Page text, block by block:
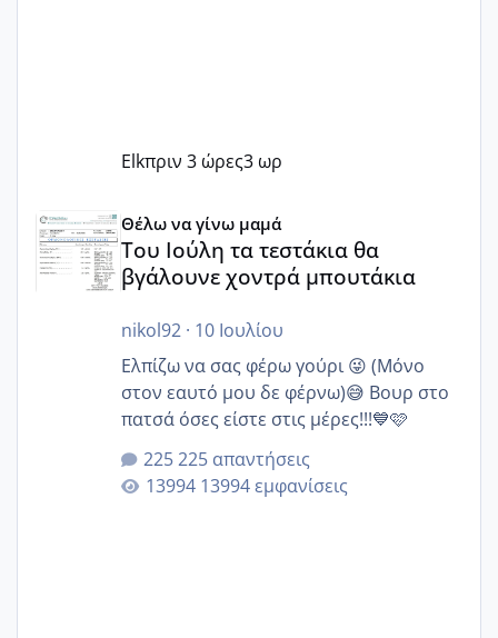
Elkπριν 3 ώρες3 ωρ
Θέλω να γίνω μαμά
Του Ιούλη τα τεστάκια θα
βγάλουνε χοντρά μπουτάκια
nikol92· 10 Ιουλίου
Ελπίζω να σας φέρω γούρι 😜 (Μόνο
στον εαυτό μου δε φέρνω)😅 Βουρ στο
πατσά όσες είστε στις μέρες!!!💙🩷
225 απαντήσεις
13994 εμφανίσεις